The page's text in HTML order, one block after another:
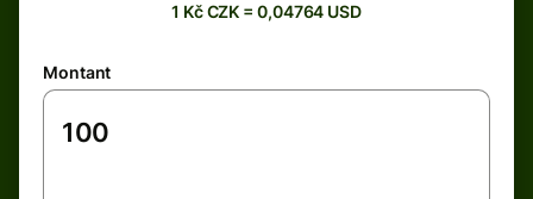
1 Kč CZK = 0,04764 USD
Montant